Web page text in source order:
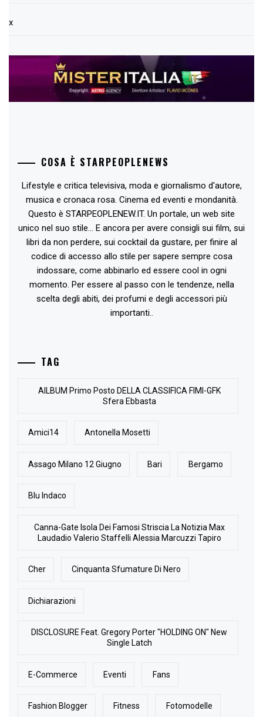
x
COSA È STARPEOPLENEWS
Lifestyle e critica televisiva, moda e giornalismo d'autore,
musica e cronaca rosa. Cinema ed eventi e mondanità.
Questo è STARPEOPLENEW.IT. Un portale, un web site
unico nel suo stile... E ancora per avere consigli sui film, sui
libri da non perdere, sui cocktail da gustare, per finire al
codice di accesso allo stile per sapere sempre cosa
indossare, come abbinarlo ed essere cool in ogni
momento. Per essere al passo con le tendenze, nella
scelta degli abiti, dei profumi e degli accessori più
importanti..
TAG
AlLBUM Primo Posto DELLA CLASSIFICA FIMI-GFK
Sfera Ebbasta
Amici14 Antonella Mosetti
Assago Milano 12 Giugno Bari Bergamo
Blu Indaco
Canna-Gate Isola Dei Famosi Striscia La Notizia Max
Laudadio Valerio Staffelli Alessia Marcuzzi Tapiro
Cher Cinquanta Sfumature Di Nero
Dichiarazioni
DISCLOSURE Feat. Gregory Porter "HOLDING ON" New
Single Latch
E-Commerce Eventi Fans
Fashion Blogger Fitness Fotomodelle